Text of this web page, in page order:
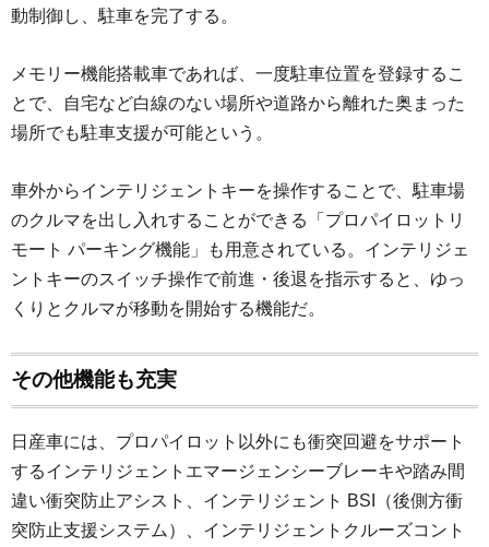
動制御し、駐車を完了する。
メモリー機能搭載車であれば、一度駐車位置を登録するこ
とで、自宅など白線のない場所や道路から離れた奥まった
場所でも駐車支援が可能という。
車外からインテリジェントキーを操作することで、駐車場
のクルマを出し入れすることができる「プロパイロットリ
モート パーキング機能」も用意されている。インテリジェ
ントキーのスイッチ操作で前進・後退を指示すると、ゆっ
くりとクルマが移動を開始する機能だ。
その他機能も充実
日産車には、プロパイロット以外にも衝突回避をサポート
するインテリジェントエマージェンシーブレーキや踏み間
違い衝突防止アシスト、インテリジェント BSI（後側方衝
突防止支援システム）、インテリジェントクルーズコント